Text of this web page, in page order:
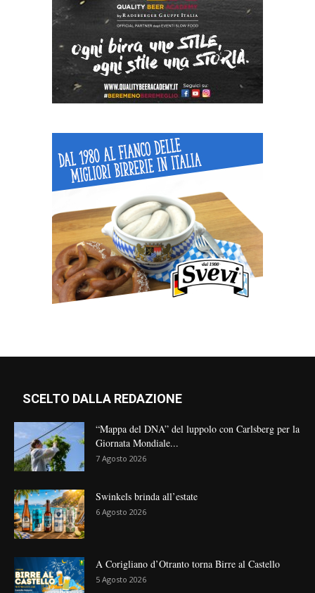
SCELTO DALLA REDAZIONE
“Mappa del DNA” del luppolo con Carlsberg per la
Giornata Mondiale...
7 Agosto 2026
Swinkels brinda all’estate
6 Agosto 2026
A Corigliano d’Otranto torna Birre al Castello
5 Agosto 2026